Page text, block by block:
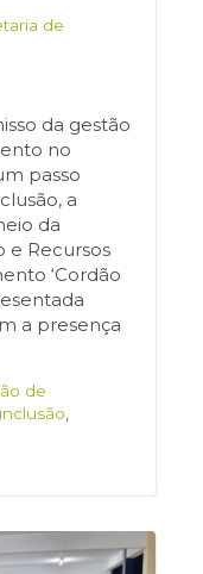
de
da gestão
no
passo
a
da
e Recursos
‘Cordão
a presença
de
inclusão